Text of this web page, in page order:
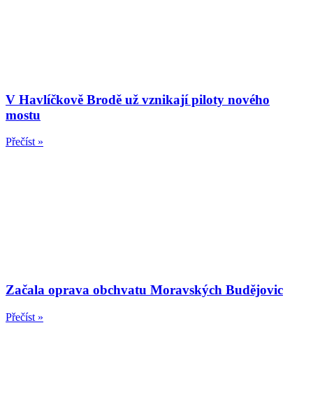
V Havlíčkově Brodě už vznikají piloty nového
mostu
Přečíst »
Začala oprava obchvatu Moravských Budějovic
Přečíst »